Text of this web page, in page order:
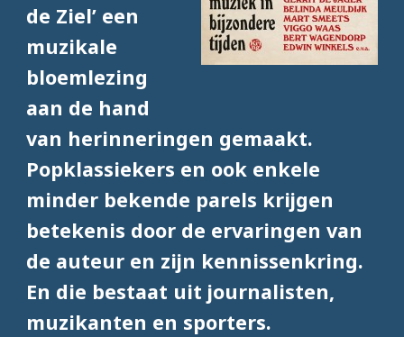
de Ziel’ een
muzikale
bloemlezing
aan de hand
van herinneringen gemaakt.
Popklassiekers en ook enkele
minder bekende parels krijgen
betekenis door de ervaringen van
de auteur en zijn kennissenkring.
En die bestaat uit journalisten,
muzikanten en sporters.